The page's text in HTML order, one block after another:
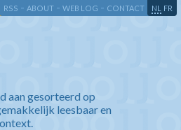
RSS - ABOUT - WEB LOG - CONTACT NL FR
aan gesorteerd op
leesbaar en